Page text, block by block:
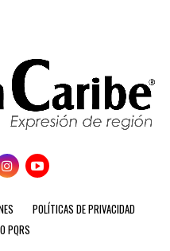
POLÍTICAS DE PRIVACIDAD
PQRS